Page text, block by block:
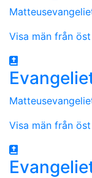
Visa män från öst
Visa män från öst